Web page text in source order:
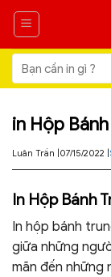
Skip
content
Tìm
kiếm:
in Hộp
Luân Trần |07/15/2022 |
In Hộp Bánh
In hộp bánh
giữa những
mãn đến những